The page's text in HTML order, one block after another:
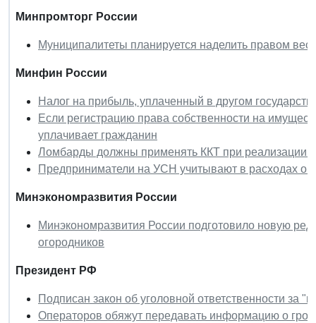
Минпромторг России
Муниципалитеты планируется наделить правом
Минфин России
Налог на прибыль, уплаченный в другом
Если регистрацию права собственности на
уплачивает гражданин
Ломбарды должны применять ККТ при реализации
Предприниматели на УСН учитывают в расходах
Минэкономразвития России
Минэкономразвития России подготовило новую
огородников
Президент РФ
Подписан закон об уголовной ответственности за
Операторов обяжут передавать информацию о